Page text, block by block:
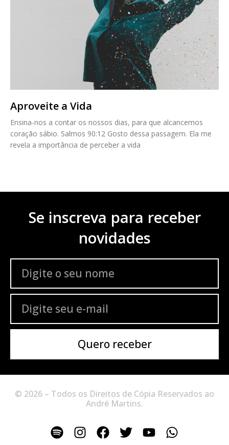
Aproveite a Vida
Ensina-nos a contar os nossos dias, para que alcancemos
coração sábio. Salmos 90:12 Gosto dessa passagem. Ela me
revela a importância de perceber a vida
Se inscreva para receber
novidades
Quero receber
© 2026 – Todos os Direitos de Cópia Reservados ao
André Martins.